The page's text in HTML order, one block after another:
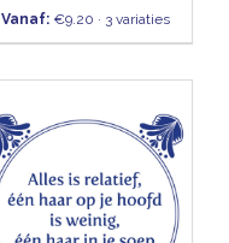
Vanaf:€9.20 · 3 variaties